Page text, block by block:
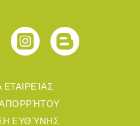
ΕΤΑΙΡΕΊΑΣ
ΑΠΟΡΡΉΤΟΥ
ΕΥΘΎΝΗΣ